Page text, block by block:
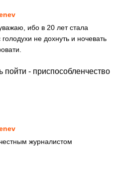
ибо в 20 лет стала
не дохнуть и ночевать
пойти - приспособленчество
журналистом